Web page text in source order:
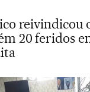
reivindicou
20 feridos